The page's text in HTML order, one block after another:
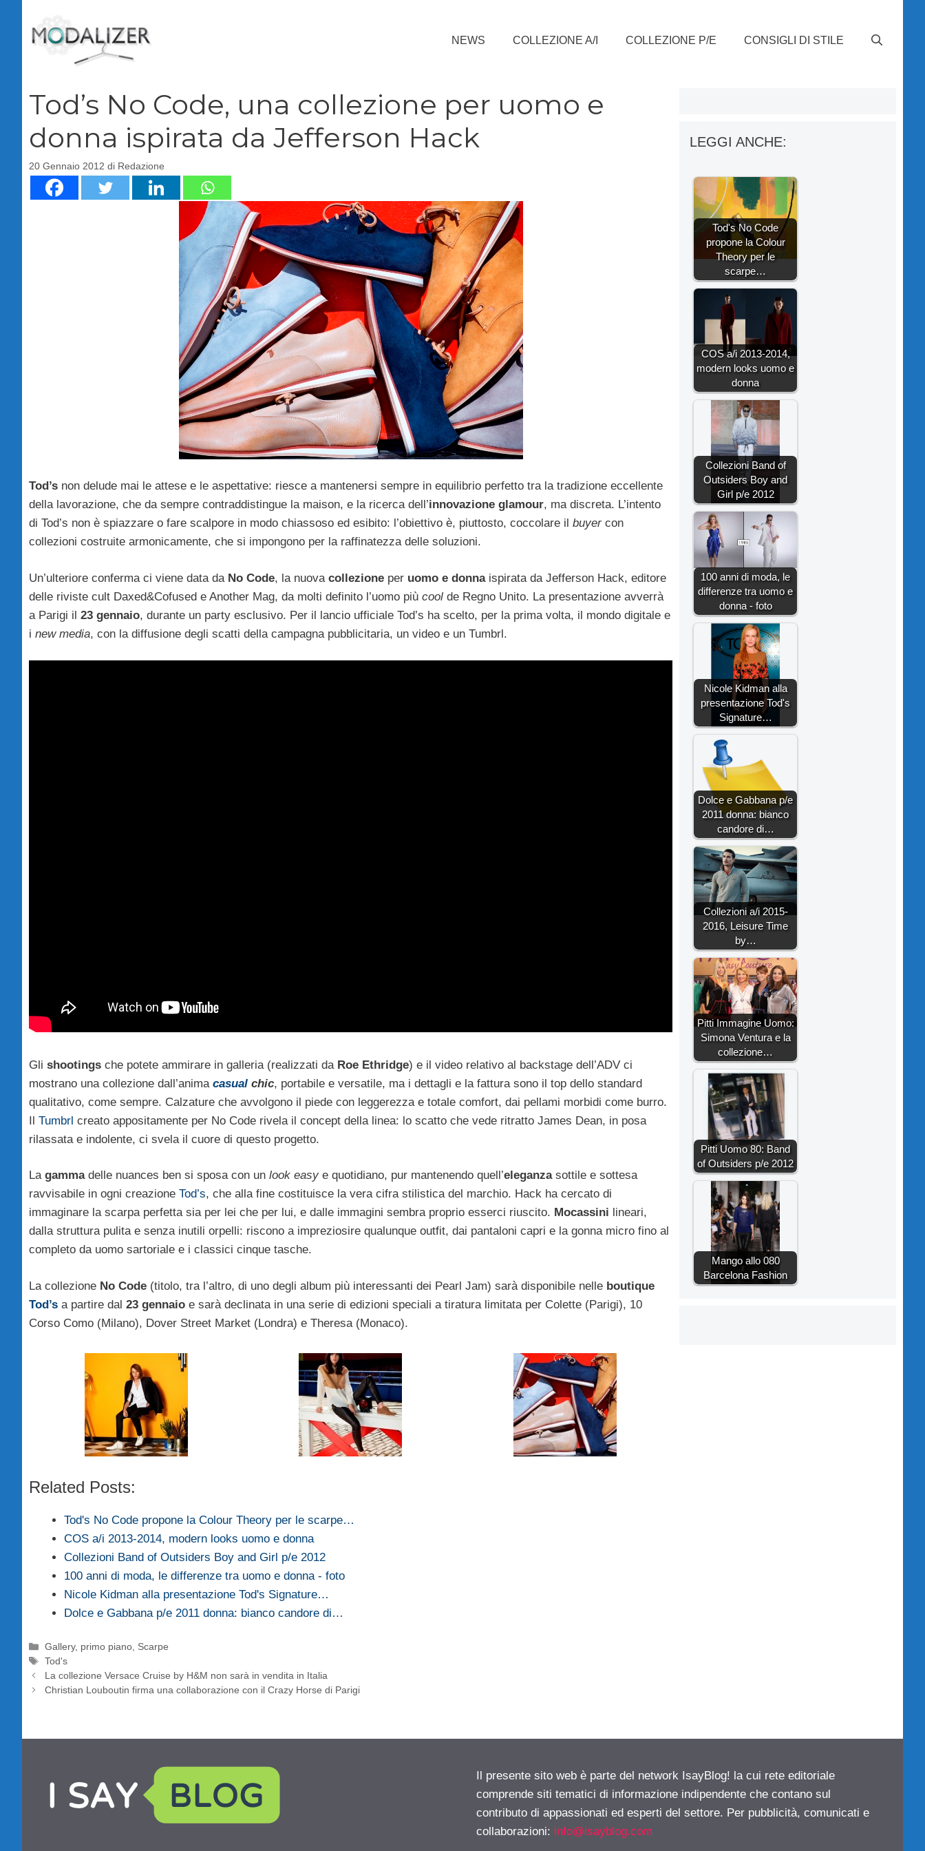
contenuto
NEWS COLLEZIONE A/I COLLEZIONE P/E CONSIGLI DI STILE
Tod’s No Code, una collezione per uomo e
donna ispirata da Jefferson Hack
20 Gennaio 2012 di Redazione
Tod’s non delude mai le attese e le aspettative: riesce a mantenersi sempre in equilibrio perfetto tra la tradizione eccellente
della lavorazione, che da sempre contraddistingue la maison, e la ricerca dell’innovazione glamour, ma discreta. L’intento
di Tod’s non è spiazzare o fare scalpore in modo chiassoso ed esibito: l’obiettivo è, piuttosto, coccolare il buyercon
collezioni costruite armonicamente, che si impongono per la raffinatezza delle soluzioni.
Un’ulteriore conferma ci viene data da No Code, la nuova collezione per uomo e donnaispirata da Jefferson Hack, editore
delle riviste cult Daxed&Cofused e Another Mag, da molti definito l’uomo più cool de Regno Unito. La presentazione avverrà
a Parigi il 23 gennaio, durante un party esclusivo. Per il lancio ufficiale Tod’s ha scelto, per la prima volta, il mondo digitale e
i new media, con la diffusione degli scatti della campagna pubblicitaria, un video e un Tumbrl.
Gli shootings che potete ammirare in galleria (realizzati da Roe Ethridge) e il video relativo al backstage dell’ADV ci
mostrano una collezione dall’anima casual chic, portabile e versatile, ma i dettagli e la fattura sono il top dello standard
qualitativo, come sempre. Calzature che avvolgono il piede con leggerezza e totale comfort, dai pellami morbidi come burro.
Il Tumbrl creato appositamente per No Code rivela il concept della linea: lo scatto che vede ritratto James Dean, in posa
rilassata e indolente, ci svela il cuore di questo progetto.
Lagamma delle nuances ben si sposa con un look easy e quotidiano, pur mantenendo quell’eleganza sottile e sottesa
ravvisabile in ogni creazione Tod’s, che alla fine costituisce la vera cifra stilistica del marchio. Hack ha cercato di
immaginare la scarpa perfetta sia per lei che per lui, e dalle immagini sembra proprio esserci riuscito. Mocassini lineari,
dalla struttura pulita e senza inutili orpelli: riscono a impreziosire qualunque outfit, dai pantaloni capri e la gonna micro fino al
completo da uomo sartoriale e i classici cinque tasche.
La collezione No Code (titolo, tra l’altro, di uno degli album più interessanti dei Pearl Jam) sarà disponibile nelle boutique
Tod’s a partire dal 23 gennaio e sarà declinata in una serie di edizioni speciali a tiratura limitata per Colette (Parigi), 10
Corso Como (Milano), Dover Street Market (Londra) e Theresa (Monaco).
Related Posts:
Tod's No Code propone la Colour Theory per le scarpe…
COS a/i 2013-2014, modern looks uomo e donna
Collezioni Band of Outsiders Boy and Girl p/e 2012
100 anni di moda, le differenze tra uomo e donna - foto
Nicole Kidman alla presentazione Tod's Signature…
Dolce e Gabbana p/e 2011 donna: bianco candore di…
Categorie
Gallery, primo piano, Scarpe
Tag
Tod's
La collezione Versace Cruise by H&M non sarà in vendita in Italia
Christian Louboutin firma una collaborazione con il Crazy Horse di Parigi
LEGGI ANCHE:
Tod's No Code
propone la Colour
Theory per le
scarpe…
COS a/i 2013-2014,
modern looks uomo e
donna
Collezioni Band of
Outsiders Boy and
Girl p/e 2012
100 anni di moda, le
differenze tra uomo e
donna - foto
Nicole Kidman alla
presentazione Tod's
Signature…
Dolce e Gabbana p/e
2011 donna: bianco
candore di…
Collezioni a/i 2015-
2016, Leisure Time
by…
Pitti Immagine Uomo:
Simona Ventura e la
collezione…
Pitti Uomo 80: Band
of Outsiders p/e 2012
Mango allo 080
Barcelona Fashion
Il presente sito web è parte del network IsayBlog! la cui rete editoriale
comprende siti tematici di informazione indipendente che contano sul
contributo di appassionati ed esperti del settore. Per pubblicità, comunicati e
collaborazioni: info@isayblog.com